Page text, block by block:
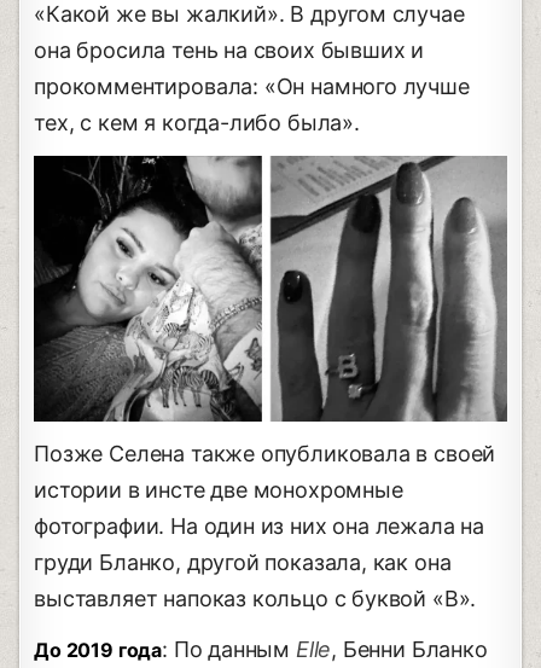
«Какой же вы жалкий». В другом случае
она бросила тень на своих бывших и
прокомментировала: «Он намного лучше
тех, с кем я когда-либо была».
Позже Селена также опубликовала в своей
истории в инсте две монохромные
фотографии. На один из них она лежала на
груди Бланко, другой показала, как она
выставляет напоказ кольцо с буквой «B».
До 2019 года: По данным Elle, Бенни Бланко